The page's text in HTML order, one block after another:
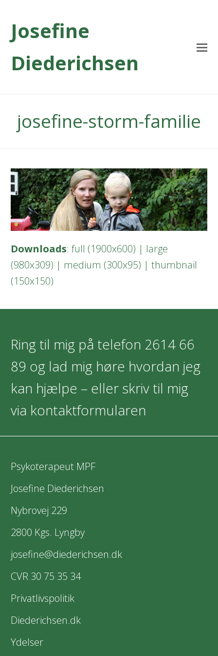
Josefine
Diederichsen
josefine-storm-familie
Downloads:full (1900x600) | large
(980x309) | medium (300x95) |thumbnail
(150x150)
Ring til mig på telefon 2614 66
89 og lad mig høre hvordan jeg
kan hjælpe – eller skriv til mig
via kontaktformularen
Psykoterapeut MPF
Josefine Diederichsen
Nybrovej 229
2800 Kgs. Lyngby
josefine@diederichsen.dk
CVR 30 75 35 34
Privatlivspolitik
Diederichsen.dk
Ydelser